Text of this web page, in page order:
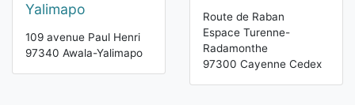
Yalimapo
109 avenue Paul Henri
97340 Awala-Yalimapo
Route de Raban
Espace Turenne-
Radamonthe
97300 Cayenne Cedex